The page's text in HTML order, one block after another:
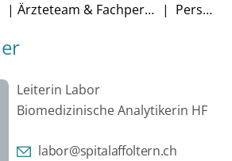
Ärzteteam & Fachpersonen Person
Leiterin Labor
Biomedizinische Analytikerin HF
labor@spitalaffoltern.ch